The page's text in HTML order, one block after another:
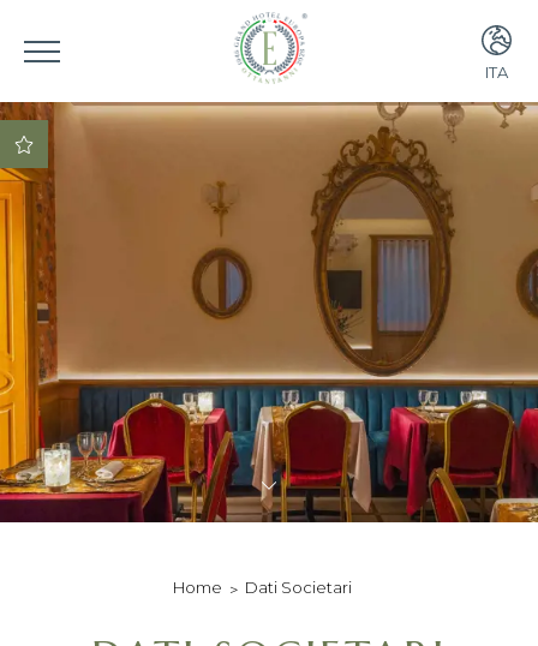
ITA
ITA
Upgrade gratuito a
una Junior Suite (se
ristorante
prezzo speciale per
la colazione
lounge bar con
possibilità di
mangiare fino alle
richiesta
Home Dati Societari